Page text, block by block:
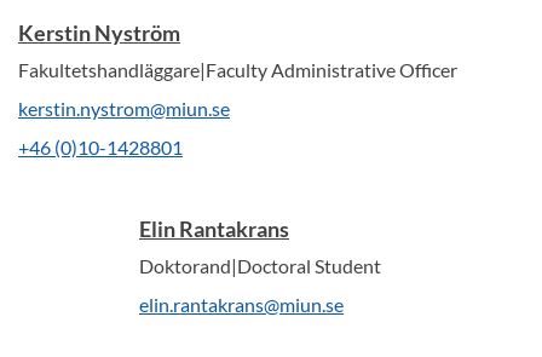
Kerstin Nyström
Fakultetshandläggare|Faculty Administrative Officer
kerstin.nystrom@miun.se
+46 (0)10-1428801
Elin Rantakrans
Doktorand|Doctoral Student
elin.rantakrans@miun.se